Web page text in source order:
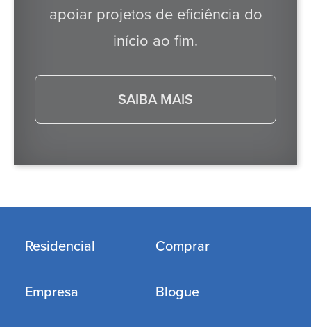
apoiar projetos de eficiência do
início ao fim.
SAIBA MAIS
Residencial
Empresa
Comprar
Blogue